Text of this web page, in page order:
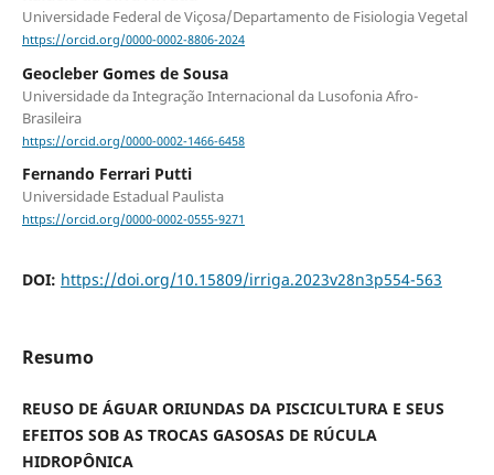
Universidade Federal de Viçosa/Departamento de Fisiologia Vegetal
https://orcid.org/0000-0002-8806-2024
Geocleber Gomes de Sousa
Universidade da Integração Internacional da Lusofonia Afro-
Brasileira
https://orcid.org/0000-0002-1466-6458
Fernando Ferrari Putti
Universidade Estadual Paulista
https://orcid.org/0000-0002-0555-9271
DOI: https://doi.org/10.15809/irriga.2023v28n3p554-563
Resumo
REUSO DE ÁGUAR ORIUNDAS DA PISCICULTURA E SEUS
EFEITOS SOB AS TROCAS GASOSAS DE RÚCULA
HIDROPÔNICA